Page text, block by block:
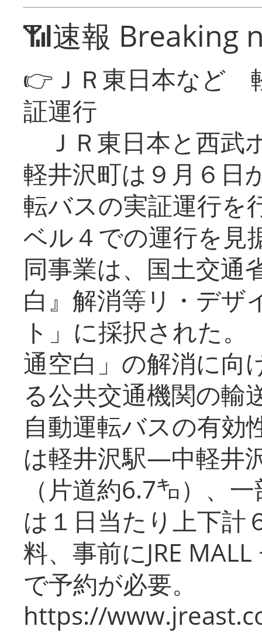
📶速報 Breaking
👉ＪＲ東日本など
証運行
ＪＲ東日本と西武
軽井沢町は９月６日
転バスの実証運行を
ベル４での運行を見
同事業は、国土交通
白』解消等リ・デザ
ト」に採択された
通空白」の解消に向
る公共交通機関の輸
自動運転バスの有効
は軽井沢駅―中軽井
（片道約6.7㌔）、
は１日当たり上下計
料、事前にJRE
で予約が必要。
https://